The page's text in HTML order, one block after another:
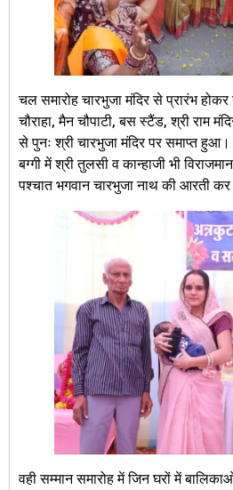
चल समारोह चारभुजा मंदिर से प्रारंभ होकर
चौराहा, मैन चौपाटी, बस स्टैंड, श्री राम
से पुनः श्री चारभुजा मंदिर पर समाप्त
बग्गी में श्री तुलसी व कान्हाजी भी
पश्चात भगवान चारभुजा नाथ की आरती
वही सम्मान समारोह में जिन घरों में